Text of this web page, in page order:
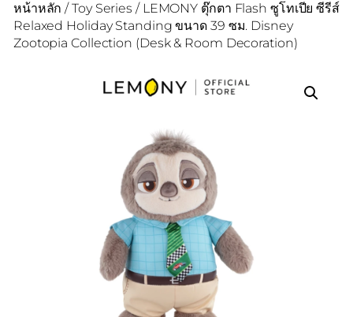
หน้าหลัก /Toy Series / LEMONY ตุ๊กตา Flash ซูโทเปีย ซีรีส์
Relaxed Holiday Standing ขนาด 39 ซม. Disney
Zootopia Collection (Desk & Room Decoration)